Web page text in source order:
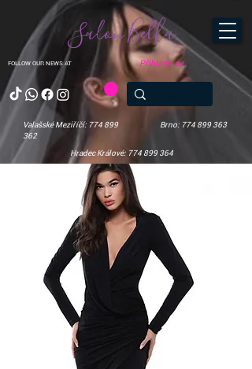
FOLLOW OUR NEWS AT
Salon Bella
Valašské Meziříčí: 774 899
362
Brno: 774 899 363
Hradec Králové: 774 899 364
Přihlásit se